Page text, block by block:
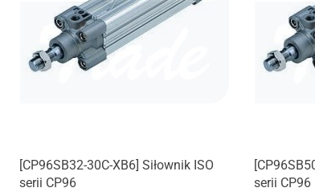
[CP96SB32-30C-XB6] Siłownik ISO
serii CP96
serii CP96